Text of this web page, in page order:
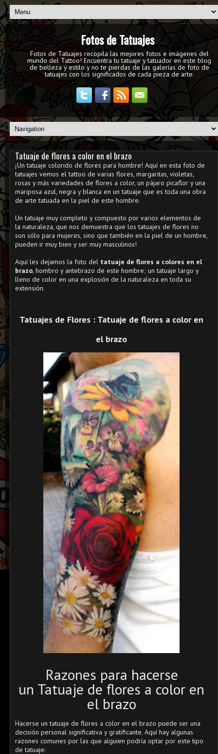
Fotos de Tatuajes
Fotos de Tatuajes recopila las mejores fotos e imágenes del
mundo del Tattoo! Encuentra tu tatuaje y tatuador en este blog
de belleza y estilo y no te pierdas de las galerías de foto de
tatuajes con los significados de cada pieza de arte.
Tatuaje de flores a color en el brazo
¡Un tatuaje colorido de flores para hombre! Aquí en esta foto de
tatuajes vemos el tattoo de varias flores, margaritas, violetas,
rosas y más variedades de flores a color, un pájaro picaflor y una
mariposa azul, negra y blanca en un tatuaje que es toda una obra
de arte tatuada en la piel de este hombre.
Un tatuaje muy completo y compuesto por varios elementos de
la naturaleza, que nos demuestra que los tatuajes de flores no
son sólo para mujeres, sino que también en la piel de un hombre,
pueden ir muy bien y ser muy masculinos!
Aquí les dejamos la foto del tatuaje de flores a colores en el
brazo, hombro y antebrazo de este hombre; un tatuaje largo y
lleno de color en una explosión de la naturaleza en toda su
extensión.
Tatuajes de Flores : Tatuaje de flores a color en
el brazo
Razones para hacerse
un Tatuaje de flores a color en
el brazo
Hacerse un tatuaje de flores a color en el brazo puede ser una
decisión personal significativa y gratificante. Aquí hay algunas
razones comunes por las que alguien podría optar por este tipo
de tatuaje: